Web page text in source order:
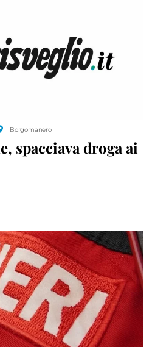
Borgomanero
spacciava droga ai